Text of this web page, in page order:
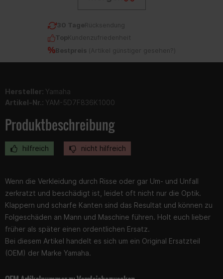
30 TageRücksendung
TopKundenzufriedenheit
Bestpreis ( Artikel günstiger gesehen? )
Hersteller: Yamaha
Artikel-Nr.: YAM-5D7F836K1000
Produktbeschreibung
hilfreich nicht hilfreich
Wenn die Verkleidung durch Risse oder gar Um- und Unfall
zerkratzt und beschädigt ist, leidet oft nicht nur die Optik.
Klappern und scharfe Kanten sind das Resultat und können zu
Folgeschäden an Mann und Maschine führen. Holt euch lieber
früher als später einen ordentlichen Ersatz.
Bei diesem Artikel handelt es sich um ein Original Ersatzteil
(OEM) der Marke Yamaha.